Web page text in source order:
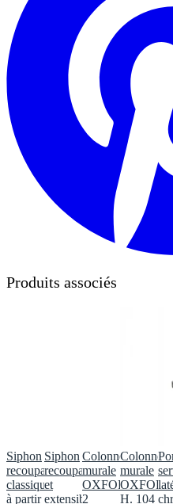
Produits associés
Siphon
recoupable
classique
à partir
Siphon
recoupable
et
extensible
Colonne
murale
OXFORD
2
Colonne
murale
H. 104